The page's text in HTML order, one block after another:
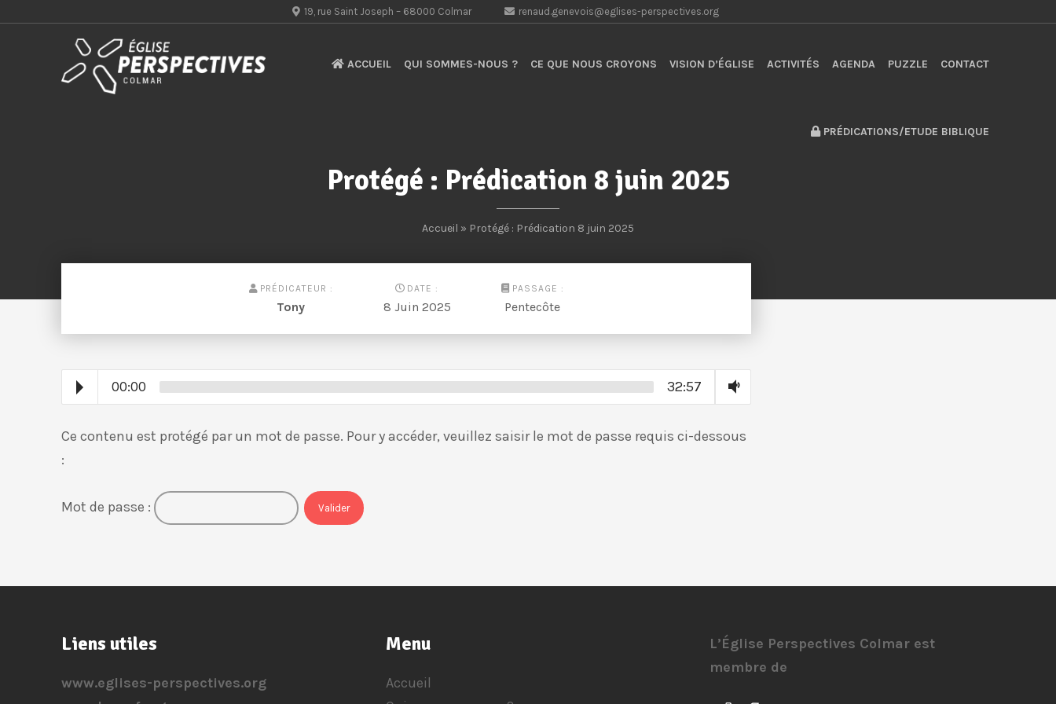
19, rue Saint Joseph – 68000 Colmar renaud.genevois@eglises-perspectives.org
ACCUEIL QUI SOMMES-NOUS ? CE QUE NOUS CROYONS VISION D’ÉGLISE ACTIVITÉS AGENDA PUZZLE CONTACT
PRÉDICATIONS/ETUDE BIBLIQUE
Protégé : Prédication 8 juin 2025
Accueil » Protégé : Prédication 8 juin 2025
PRÉDICATEUR :
Tony
DATE :
8 Juin 2025
PASSAGE :
Pentecôte
00:00 32:57
Ce contenu est protégé par un mot de passe. Pour y accéder, veuillez saisir le mot de passe requis ci-dessous
:
Mot de passe :
Liens utiles
www.eglises-perspectives.org
Menu
Accueil
L’Église Perspectives Colmar est
membre de